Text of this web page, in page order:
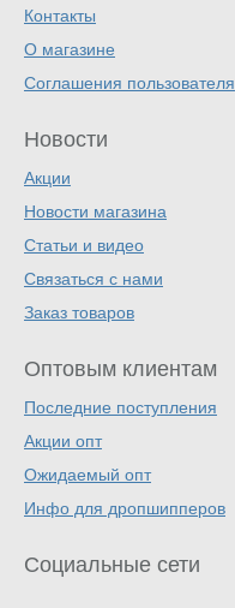
Контакты
О магазине
Соглашения пользователя
Новости
Акции
Новости магазина
Статьи и видео
Связаться с нами
Заказ товаров
Оптовым клиентам
Последние поступления
Акции опт
Ожидаемый опт
Инфо для дропшипперов
Социальные сети